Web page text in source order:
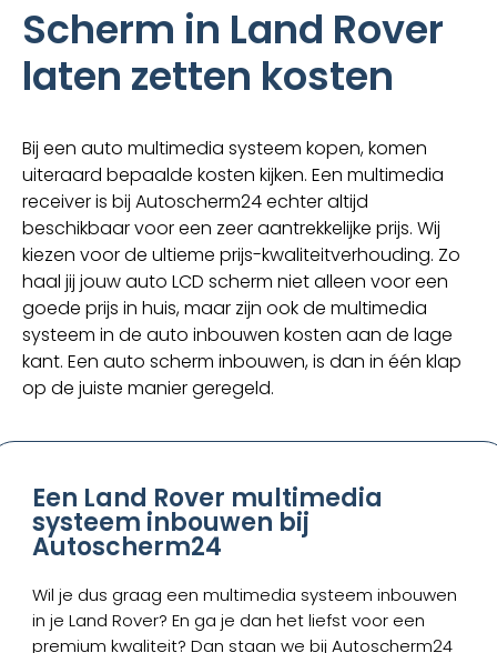
Scherm in Land Rover
laten zetten kosten
Bij een auto multimedia systeem kopen, komen
uiteraard bepaalde kosten kijken. Een multimedia
receiver is bij Autoscherm24 echter altijd
beschikbaar voor een zeer aantrekkelijke prijs. Wij
kiezen voor de ultieme prijs-kwaliteitverhouding. Zo
haal jij jouw auto LCD scherm niet alleen voor een
goede prijs in huis, maar zijn ook de multimedia
systeem in de auto inbouwen kosten aan de lage
kant. Een auto scherm inbouwen, is dan in één klap
op de juiste manier geregeld.
Een Land Rover multimedia
systeem inbouwen bij
Autoscherm24
Wil je dus graag een multimedia systeem inbouwen
in je Land Rover? En ga je dan het liefst voor een
premium kwaliteit? Dan staan we bij Autoscherm24